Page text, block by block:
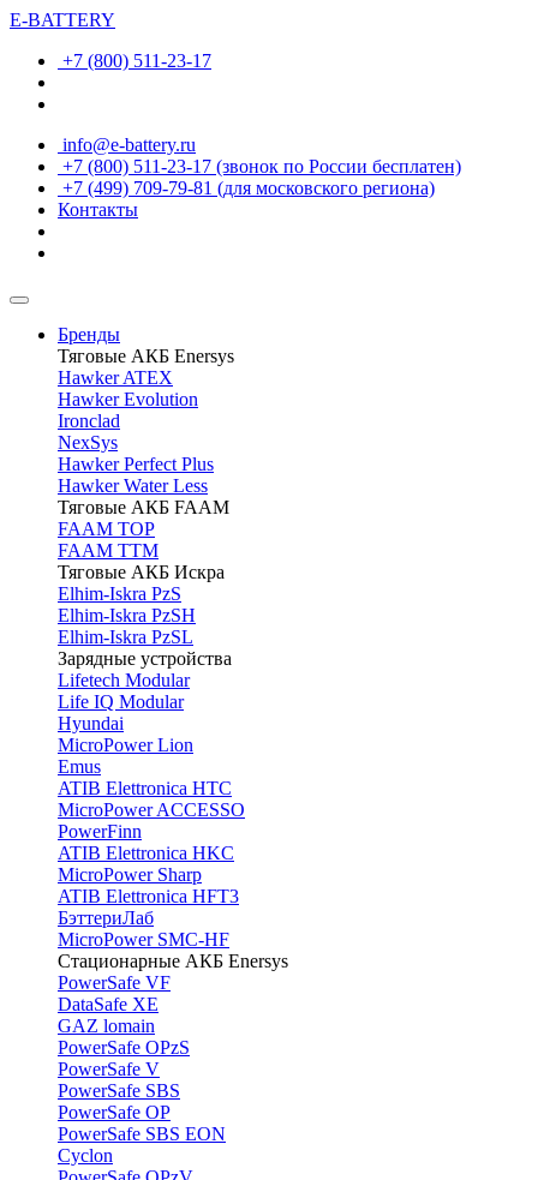
E-BATTERY
+7 (800) 511-23-17
info@e-battery.ru
+7 (800) 511-23-17 (звонок по России бесплатен)
+7 (499) 709-79-81 (для московского региона)
Контакты
Бренды
Тяговые АКБ Enersys
Hawker ATEX
Hawker Evolution
Ironclad
NexSys
Hawker Perfect Plus
Hawker Water Less
Тяговые АКБ FAAM
FAAM TOP
FAAM TTM
Тяговые АКБ Искра
Elhim-Iskra PzS
Elhim-Iskra PzSH
Elhim-Iskra PzSL
Зарядные устройства
Lifetech Modular
Life IQ Modular
Hyundai
MicroPower Lion
Emus
ATIB Elettronica HTC
MicroPower ACCESSO
PowerFinn
ATIB Elettronica HKC
MicroPower Sharp
ATIB Elettronica HFT3
БэттериЛаб
MicroPower SMC-HF
Стационарные АКБ Enersys
PowerSafe VF
DataSafe XE
GAZ lomain
PowerSafe OPzS
PowerSafe V
PоwerSafe SBS
PowerSafe OP
PоwerSafe SBS EON
Cyclon